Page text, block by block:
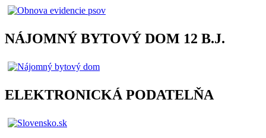
NÁJOMNÝ BYTOVÝ DOM 12 B.J.
ELEKTRONICKÁ PODATELŇA